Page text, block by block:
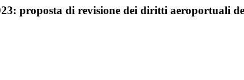
proposta di revisione dei diritti aeroportuali